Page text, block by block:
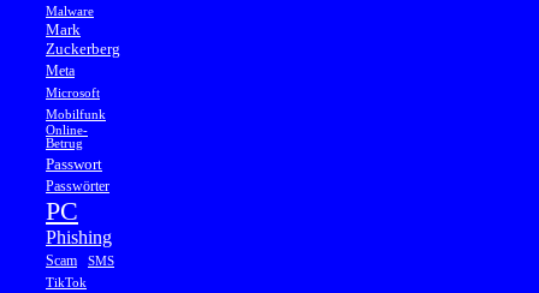
Malware
Mark
Zuckerberg
Meta
Microsoft
Mobilfunk
Online-
Betrug
Passwort
Passwörter
PC
Phishing
Scam
SMS
TikTok